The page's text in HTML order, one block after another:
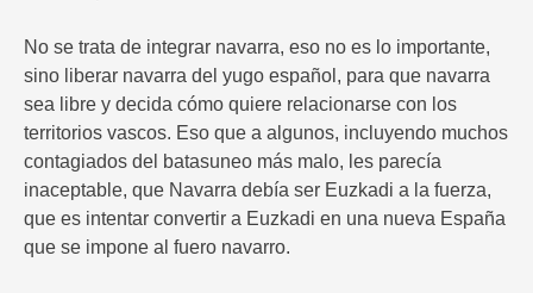
No se trata de integrar navarra, eso no es lo importante,
sino liberar navarra del yugo español, para que navarra
sea libre y decida cómo quiere relacionarse con los
territorios vascos. Eso que a algunos, incluyendo muchos
contagiados del batasuneo más malo, les parecía
inaceptable, que Navarra debía ser Euzkadi a la fuerza,
que es intentar convertir a Euzkadi en una nueva España
que se impone al fuero navarro.